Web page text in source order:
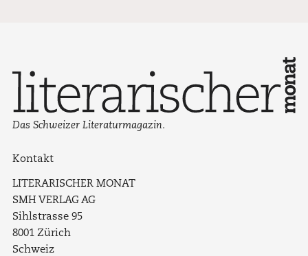
Das Schweizer Literaturmagazin.
Kontakt
LITERARISCHER MONAT
SMH VERLAG AG
Sihlstrasse 95
8001 Zürich
Schweiz